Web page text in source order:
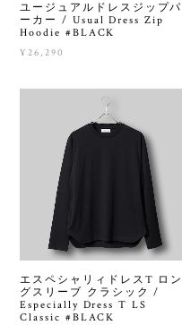
ユージュアルドレスジップパ
ーカー / Usual Dress Zip
Hoodie #BLACK
¥26,290
エスペシャリィドレスT ロン
グスリーブ クラシック /
Especially Dress T LS
Classic #BLACK